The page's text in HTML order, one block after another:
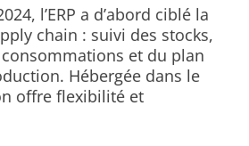
l’ERP a d’abord ciblé la
chain : suivi des stocks,
et du plan
Hébergée dans le
offre flexibilité et